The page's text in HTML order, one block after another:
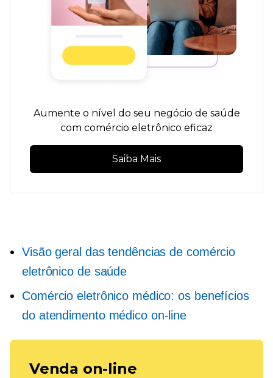
Aumente o nível do seu negócio de saúde
com comércio eletrônico eficaz
Saiba Mais
Visão geral das tendências de comércio
eletrônico de saúde
Comércio eletrônico médico: os benefícios
do atendimento médico on-line
Venda on-line